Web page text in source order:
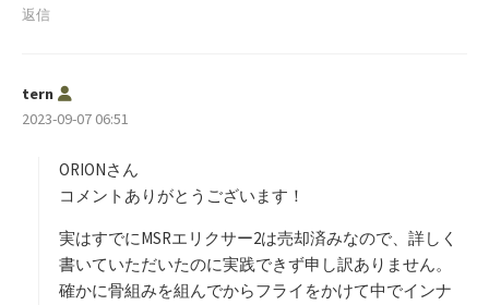
返信
tern
り
2023-09-07 06:51
ORIONさん
コメントありがとうございます！
実はすでにMSRエリクサー2は売却済みなので、詳しく
書いていただいたのに実践できず申し訳ありません。
確かに骨組みを組んでからフライをかけて中でインナ